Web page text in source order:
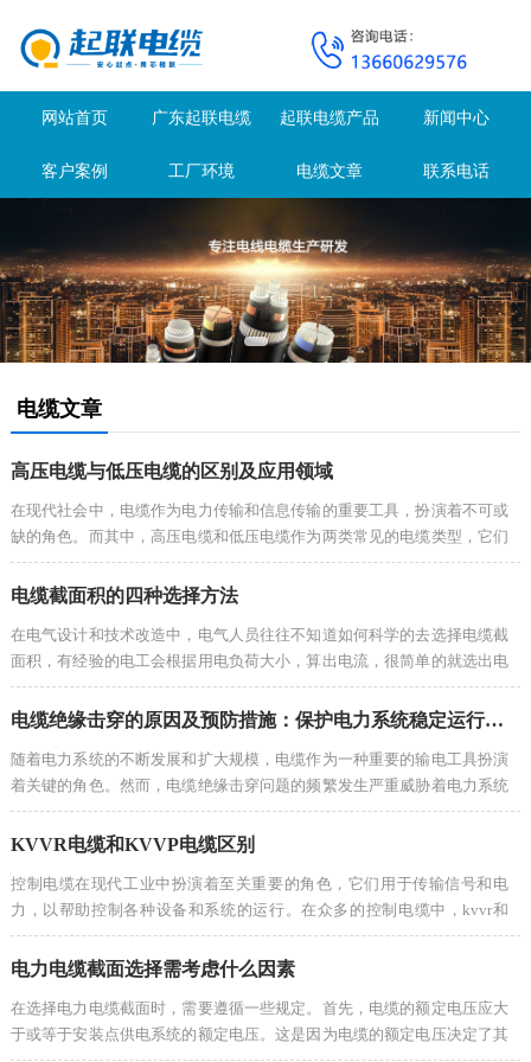
网站首页 广东起联电缆 起联电缆产品 新闻中心
客户案例 工厂环境 电缆文章 联系电话
电缆文章
高压电缆与低压电缆的区别及应用领域
在现代社会中，电缆作为电力传输和信息传输的重要工具，扮演着不可或
缺的角色。而其中，高压电缆和低压电缆作为两类常见的电缆类型，它们
在结构、应用场景以及电压等方面存在...
电缆截面积的四种选择方法
在电气设计和技术改造中，电气人员往往不知道如何科学的去选择电缆截
面积，有经验的电工会根据用电负荷大小，算出电流，很简单的就选出电
缆的截面积；也有些电工会根据电工口...
电缆绝缘击穿的原因及预防措施：保护电力系统稳定运行的重要挑战
随着电力系统的不断发展和扩大规模，电缆作为一种重要的输电工具扮演
着关键的角色。然而，电缆绝缘击穿问题的频繁发生严重威胁着电力系统
的安全稳定运行。本文将详细阐述电缆...
KVVR电缆和KVVP电缆区别
控制电缆在现代工业中扮演着至关重要的角色，它们用于传输信号和电
力，以帮助控制各种设备和系统的运行。在众多的控制电缆中，kvvr和
kvvp电缆是两个常见的类型。虽然它们看起来...
电力电缆截面选择需考虑什么因素
在选择电力电缆截面时，需要遵循一些规定。首先，电缆的额定电压应大
于或等于安装点供电系统的额定电压。这是因为电缆的额定电压决定了其